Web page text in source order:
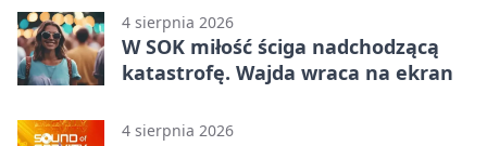
4 sierpnia 2026
W SOK miłość ściga nadchodzącą
katastrofę. Wajda wraca na ekran
4 sierpnia 2026